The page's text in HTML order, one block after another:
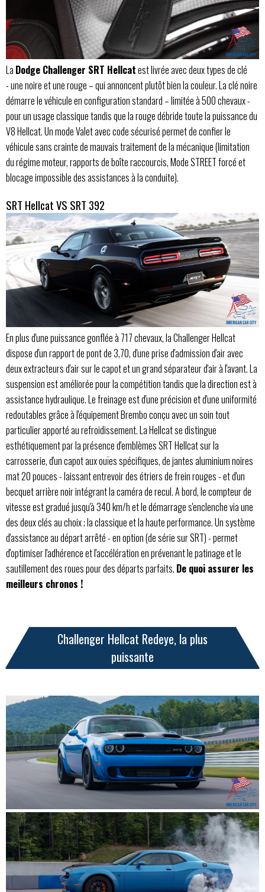
La Dodge Challenger SRT Hellcatest livrée avec deux types de clé
- une noire et une rouge – qui annoncent plutôt bien la couleur. La clé noire
démarre le véhicule en configuration standard – limitée à 500 chevaux -
pour un usage classique tandis que la rouge débride toute la puissance du
V8 Hellcat. Un mode Valet avec code sécurisé permet de confier le
véhicule sans crainte de mauvais traitement de la mécanique (limitation
du régime moteur, rapports de boîte raccourcis, Mode STREET forcé et
blocage impossible des assistances à la conduite).
SRT Hellcat VS SRT 392
En plus d'une puissance gonflée à 717 chevaux, la Challenger Hellcat
dispose d'un rapport de pont de 3,70, d'une prise d'admission d'air avec
deux extracteurs d'air sur le capot et un grand séparateur d'air à l'avant. La
suspension est améliorée pour la compétition tandis que la direction est à
assistance hydraulique. Le freinage est d'une précision et d'une uniformité
redoutables grâce à l'équipement Brembo conçu avec un soin tout
particulier apporté au refroidissement. La Hellcat se distingue
esthétiquement par la présence d'emblèmes SRT Hellcat sur la
carrosserie, d'un capot aux ouïes spécifiques, de jantes aluminium noires
mat 20 pouces - laissant entrevoir des étriers de frein rouges - et d'un
becquet arrière noir intégrant la caméra de recul. A bord, le compteur de
vitesse est gradué jusqu'à 340 km/h et le démarrage s'enclenche via une
des deux clés au choix ; la classique et la haute performance. Un système
d'assistance au départ arrêté - en option (de série sur SRT) - permet
d'optimiser l'adhérence et l'accélération en prévenant le patinage et le
sautillement des roues pour des départs parfaits. De quoi assurer les
meilleurs chronos !
Challenger Hellcat Redeye, la plus
puissante